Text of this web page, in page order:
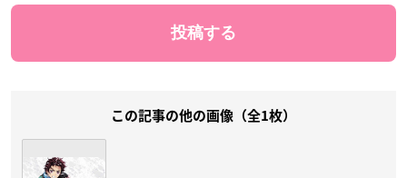
この記事の他の画像（全1枚）